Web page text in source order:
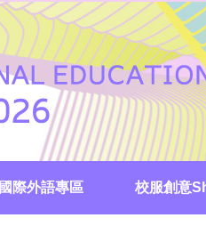
國際外語專區 校服創意